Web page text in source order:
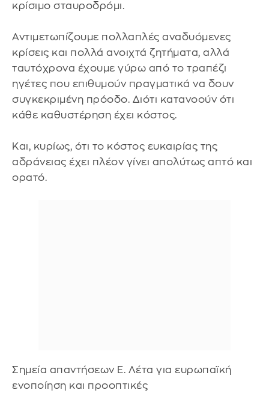
κρίσιμο σταυροδρόμι.
Αντιμετωπίζουμε πολλαπλές αναδυόμενες
κρίσεις και πολλά ανοιχτά ζητήματα, αλλά
ταυτόχρονα έχουμε γύρω από το τραπέζι
ηγέτες που επιθυμούν πραγματικά να δουν
συγκεκριμένη πρόοδο. Διότι κατανοούν ότι
κάθε καθυστέρηση έχει κόστος.
Και, κυρίως, ότι το κόστος ευκαιρίας της
αδράνειας έχει πλέον γίνει απολύτως απτό και
ορατό.
Σημεία απαντήσεων Ε. Λέτα για ευρωπαϊκή
ενοποίηση και προοπτικές